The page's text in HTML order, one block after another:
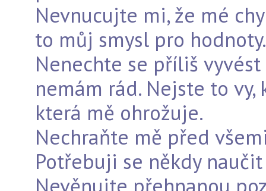
Nevnucujte mi, že mé
to můj smysl pro hodnoty.
Nenechte se příliš vyvést
nemám rád. Nejste to
která mě ohrožuje.
Nechraňte mě před
Potřebuji se někdy